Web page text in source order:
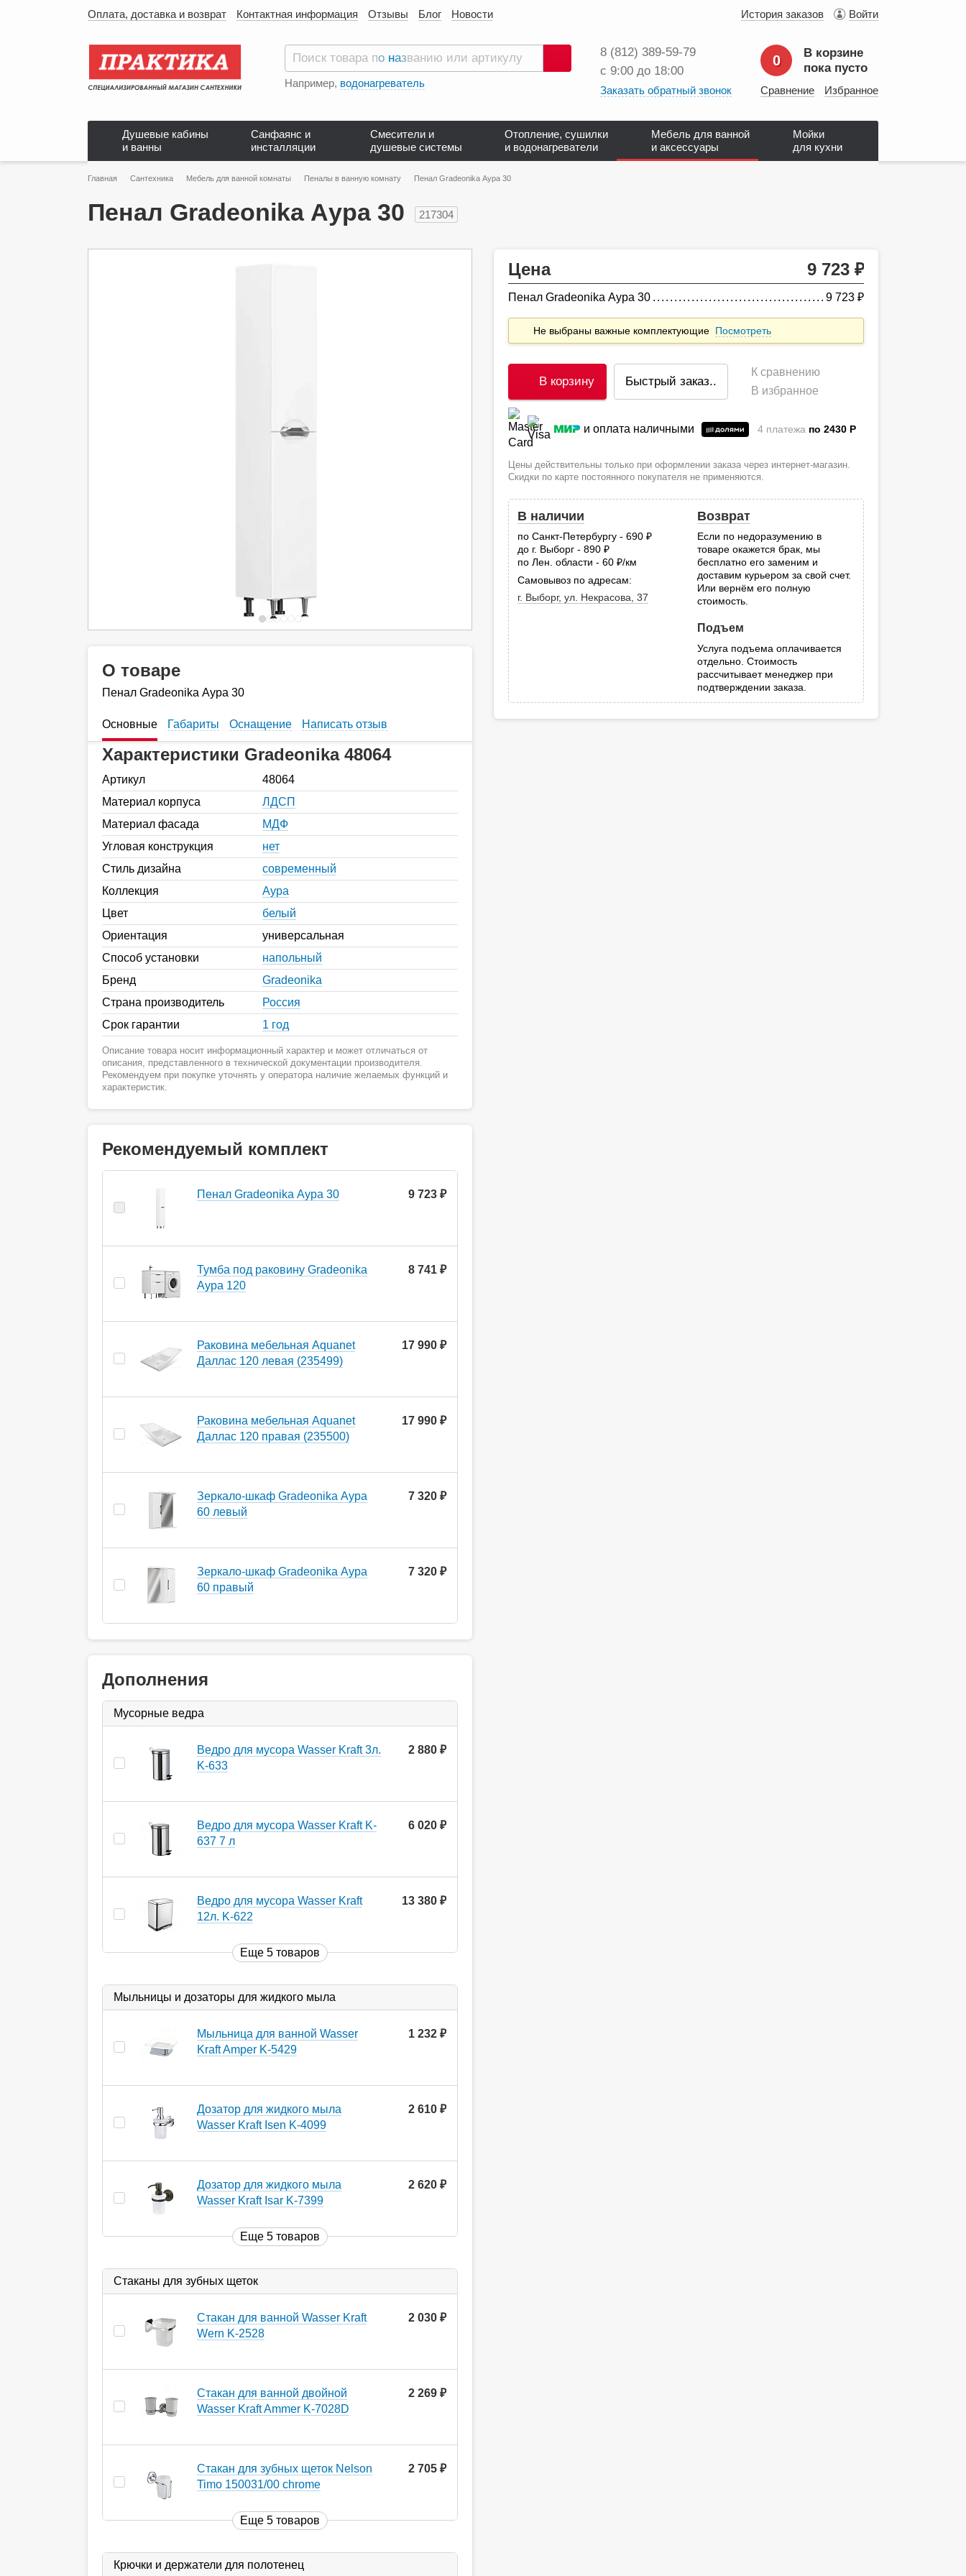
Оплата, доставка и возврат Контактная информация Отзывы Блог Новости История заказов Войти
Поиск
Например, водонагреватель
8 (812) 389‑59‑79
с 9:00 до 18:00
Заказать обратный звонок
0
В корзине
пока пусто
Сравнение Избранное
Душевые кабины
и ванны
Санфаянс и
инсталляции
Смесители и
душевые системы
Отопление, сушилки
и водонагреватели
Мебель для ванной
и аксессуары
Мойки
для кухни
Главная Сантехника Мебель для ванной комнаты Пеналы в ванную комнату Пенал Gradeonika Аура 30
Пенал Gradeonika Аура 30 217304
Цена 9 723
Пенал Gradeonika Аура 30 9 723
Не выбраны важные комплектующие Посмотреть
В корзину Быстрый заказ..
К сравнению
В избранное
и оплата наличными 4 платежа по 2430 P
Цены действительны только при оформлении заказа через интернет-магазин.
Скидки по карте постоянного покупателя не применяются.
В наличии
по Санкт-Петербургу - 690
до г. Выборг - 890
по Лен. области - 60
руб.
/км
Самовывоз по адресам:
г. Выборг, ул. Некрасова, 37
Возврат
Если по недоразумению в
товаре окажется брак, мы
бесплатно его заменим и
доставим курьером за свой счет.
Или вернём его полную
стоимость.
Подъем
Услуга подъема оплачивается
отдельно. Стоимость
рассчитывает менеджер при
подтверждении заказа.
О товаре
Пенал Gradeonika Аура 30
Основные Габариты Оснащение Написать отзыв
Характеристики Gradeonika 48064
Артикул
48064
Материал корпуса
ЛДСП
Материал фасада
МДФ
Угловая конструкция
нет
Стиль дизайна
современный
Коллекция
Аура
Цвет
белый
Ориентация
универсальная
Способ установки
напольный
Бренд
Gradeonika
Страна производитель
Россия
Срок гарантии
1 год
Описание товара носит информационный характер и может отличаться от
описания, представленного в технической документации производителя.
Рекомендуем при покупке уточнять у оператора наличие желаемых функций и
характеристик.
Рекомендуемый комплект
Пенал Gradeonika Аура 30 9 723 ₽
Тумба под раковину Gradeonika
Аура 120
8 741 ₽
Раковина мебельная Aquanet
Даллас 120 левая (235499)
17 990 ₽
Раковина мебельная Aquanet
Даллас 120 правая (235500)
17 990 ₽
Зеркало-шкаф Gradeonika Аура
60 левый
7 320 ₽
Зеркало-шкаф Gradeonika Аура
60 правый
7 320 ₽
Дополнения
Мусорные ведра
Ведро для мусора Wasser Kraft 3л.
K-633
2 880
Ведро для мусора Wasser Kraft K-
637 7 л
6 020
Ведро для мусора Wasser Kraft
12л. K-622
13 380
Еще 5 товаров
Мыльницы и дозаторы для жидкого мыла
Мыльница для ванной Wasser
Kraft Amper K-5429
1 232
Дозатор для жидкого мыла
Wasser Kraft Isen K-4099
2 610
Дозатор для жидкого мыла
Wasser Kraft Isar K-7399
2 620
Еще 5 товаров
Стаканы для зубных щеток
Стакан для ванной Wasser Kraft
Wern K-2528
2 030
Стакан для ванной двойной
Wasser Kraft Ammer K-7028D
2 269
Стакан для зубных щеток Nelson
Timo 150031/00 chrome
2 705
Еще 5 товаров
Крючки и держатели для полотенец